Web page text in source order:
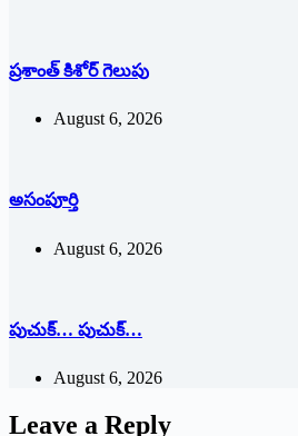
ప్రశాంత్‌ ‌కిశోర్‌ ‌గెలుపు
August 6, 2026
అసంపూర్తి
August 6, 2026
పుచుక్… పుచుక్…
August 6, 2026
Leave a Reply